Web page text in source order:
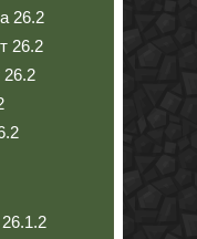
26.2
26.2